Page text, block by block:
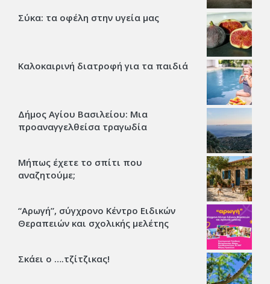
Σύκα: τα οφέλη στην υγεία μας
Καλοκαιρινή διατροφή για τα παιδιά
Δήμος Αγίου Βασιλείου: Μια
προαναγγελθείσα τραγωδία
Μήπως έχετε το σπίτι που
αναζητούμε;
“Αρωγή”, σύγχρονο Κέντρο Ειδικών
Θεραπειών και σχολικής μελέτης
Σκάει ο ….τζίτζικας!